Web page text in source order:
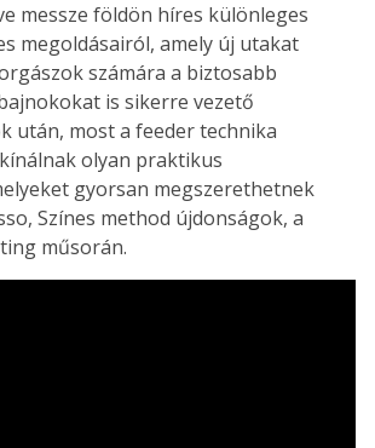
messze földön híres különleges
megoldásairól, amely új utakat
számára a biztosabb
is sikerre vezető
után, most a feeder technika
olyan praktikus
gyorsan megszerethetnek
Színes method újdonságok, a
műsorán.